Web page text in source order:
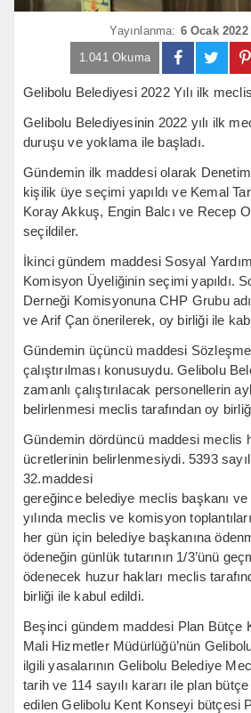
Yayınlanma: 6 Ocak 2022
1.041 Okuma
Gelibolu Belediyesi 2022 Yılı ilk meclis
Gelibolu Belediyesinin 2022 yılı ilk
duruşu ve yoklama ile başladı.
Gündemin ilk maddesi olarak
kişilik üye seçimi yapıldı ve Kemal
Koray Akkuş, Engin Balcı ve Recep
seçildiler.
İkinci gündem maddesi Sosyal
Komisyon Üyeliğinin seçimi yapıldı.
Derneği Komisyonuna CHP Grubu
ve Arif Çan önerilerek, oy birliği ile
Gündemin üçüncü maddesi
çalıştırılması konusuydu. Gelibolu
zamanlı çalıştırılacak personellerin
belirlenmesi meclis tarafından oy
Gündemin dördüncü maddesi meclis
ücretlerinin belirlenmesiydi. 5393
32.maddesi
gereğince belediye meclis başkanı
yılında meclis ve komisyon
her gün için belediye başkanına
ödeneğin günlük tutarının 1/3’ünü
ödenecek huzur hakları meclis
birliği ile kabul edildi.
Beşinci gündem maddesi Plan Bütçe
Mali Hizmetler Müdürlüğü’nün
ilgili yasalarının Gelibolu Belediye
tarih ve 114 sayılı kararı ile plan
edilen Gelibolu Kent Konseyi bütçesi